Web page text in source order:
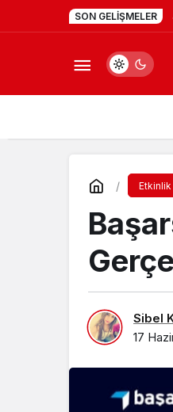
SON GELIŞMELER
Etkinlik
Sibel
17